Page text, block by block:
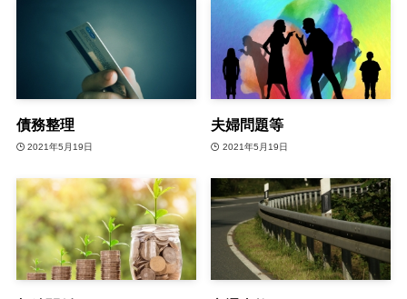
債務整理
2021年5月19日
夫婦問題等
2021年5月19日